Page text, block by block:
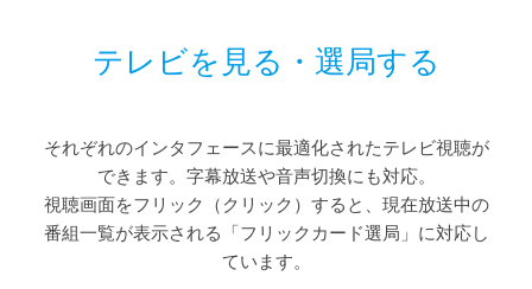
テレビを見る・選局する
それぞれのインタフェースに最適化されたテレビ視聴が
できます。字幕放送や音声切換にも対応。
視聴画面をフリック（クリック）すると、現在放送中の
番組一覧が表示される「フリックカード選局」に対応し
ています。